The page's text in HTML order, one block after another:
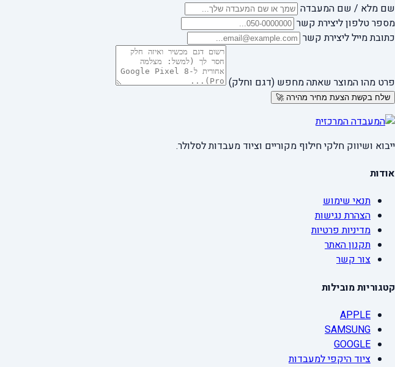
שם מלא / שם המעבדה
מספר טלפון ליצירת קשר
כתובת מייל ליצירת קשר
פרט מהו המוצר שאתה מחפש (דגם וחלק)
שלח בקשת הצעת מחיר מהירה 🚀
ייבוא ושיווק חלקי חילוף מקוריים וציוד מעבדות לסלולר.
אודות
תנאי שימוש
הצהרת נגישות
מדיניות פרטיות
תקנון האתר
צור קשר
קטגוריות מובילות
APPLE
SAMSUNG
GOOGLE
ציוד היקפי למעבדות